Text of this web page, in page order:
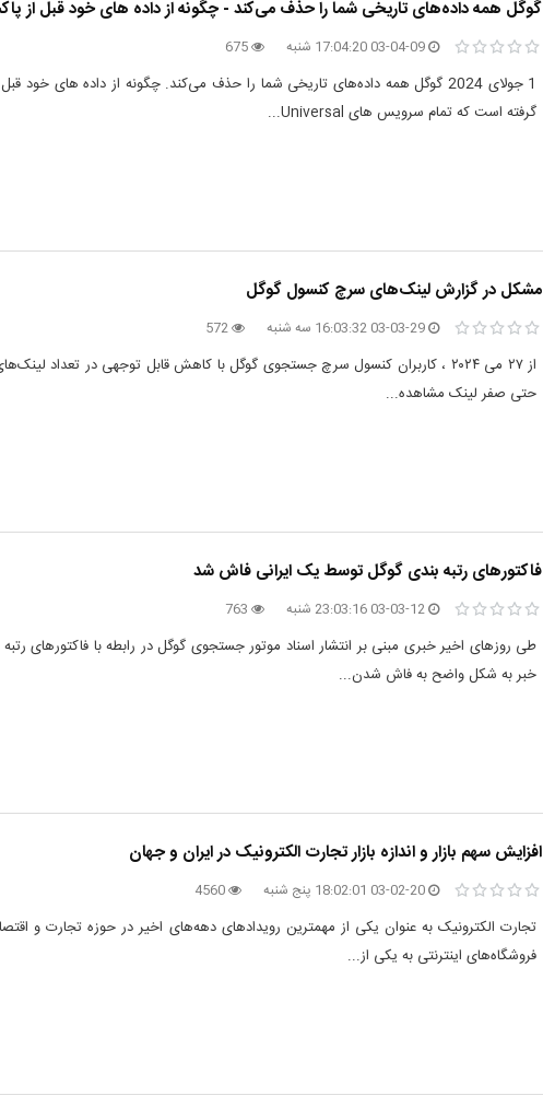
گوگل همه داده‌های تاریخی شما را حذف می‌کند - چگونه از داده های خود قبل از
03-04-09 17:04:20 شنبه 675
1 جولای 2024 گوگل همه داده‌های تاریخی شما را حذف می‌کند. چگونه از داده های
گرفته است که تمام سرویس های Universal...
مشکل در گزارش لینک‌های سرچ کنسول گوگل
03-03-29 16:03:32 سه شنبه 572
حتی صفر لینک مشاهده...
فاکتورهای رتبه بندی گوگل توسط یک ایرانی فاش شد
03-03-12 23:03:16 شنبه 763
خبر به شکل واضح به فاش شدن...
افزایش سهم بازار و اندازه بازار تجارت الکترونیک در ایران و جهان
03-02-20 18:02:01 پنج شنبه 4560
تجارت الکترونیک به عنوان یکی از مهمترین رویدادهای دهه‌های اخیر در حوزه تجارت و
فروشگاه‌های اینترنتی به یکی از...